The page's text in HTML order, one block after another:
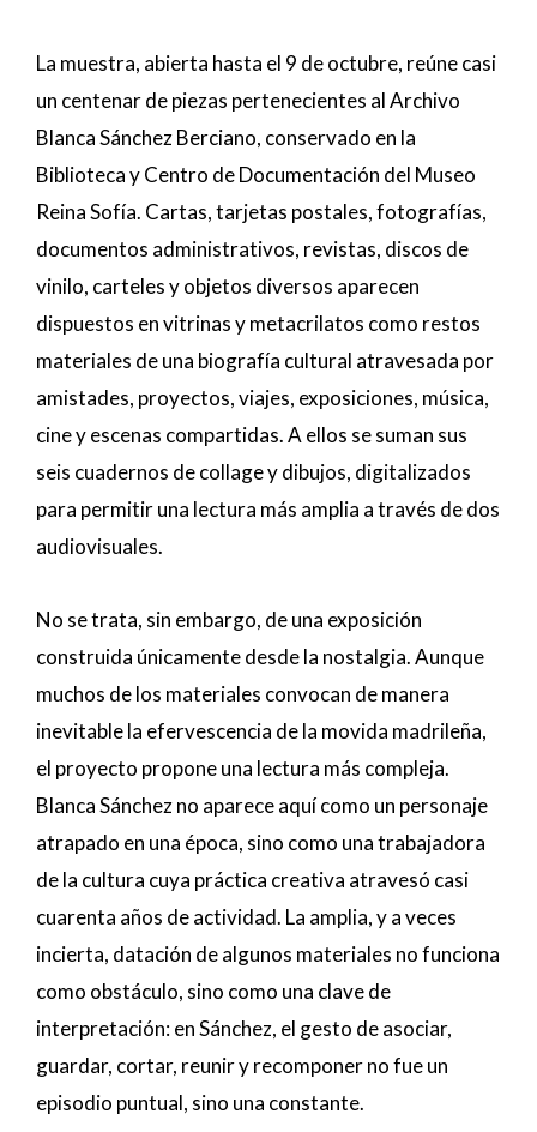
La muestra, abierta hasta el 9 de octubre, reúne casi
un centenar de piezas pertenecientes al Archivo
Blanca Sánchez Berciano, conservado en la
Biblioteca y Centro de Documentación del Museo
Reina Sofía. Cartas, tarjetas postales, fotografías,
documentos administrativos, revistas, discos de
vinilo, carteles y objetos diversos aparecen
dispuestos en vitrinas y metacrilatos como restos
materiales de una biografía cultural atravesada por
amistades, proyectos, viajes, exposiciones, música,
cine y escenas compartidas. A ellos se suman sus
seis cuadernos de collage y dibujos, digitalizados
para permitir una lectura más amplia a través de dos
audiovisuales.
No se trata, sin embargo, de una exposición
construida únicamente desde la nostalgia. Aunque
muchos de los materiales convocan de manera
inevitable la efervescencia de la movida madrileña,
el proyecto propone una lectura más compleja.
Blanca Sánchez no aparece aquí como un personaje
atrapado en una época, sino como una trabajadora
de la cultura cuya práctica creativa atravesó casi
cuarenta años de actividad. La amplia, y a veces
incierta, datación de algunos materiales no funciona
como obstáculo, sino como una clave de
interpretación: en Sánchez, el gesto de asociar,
guardar, cortar, reunir y recomponer no fue un
episodio puntual, sino una constante.